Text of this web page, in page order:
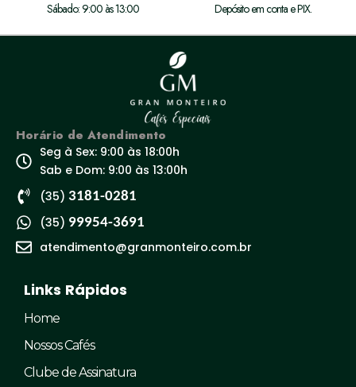
Sábado: 9:00 às 13:00
Depósito em conta e PIX.
Horário de Atendimento
Seg à Sex: 9:00 às 18:00h
Sab e Dom: 9:00 às 13:00h
(35) 3181-0281
(35) 99954-3691
atendimento@granmonteiro.com.br
Links Rápidos
Home
Nossos Cafés
Clube de Assinatura